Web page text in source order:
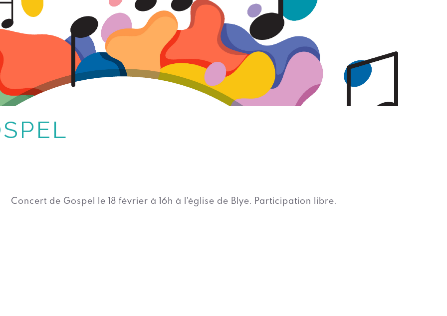
Concert de Gospel le 18 février à 16h à l'église de Blye. Participation libre.